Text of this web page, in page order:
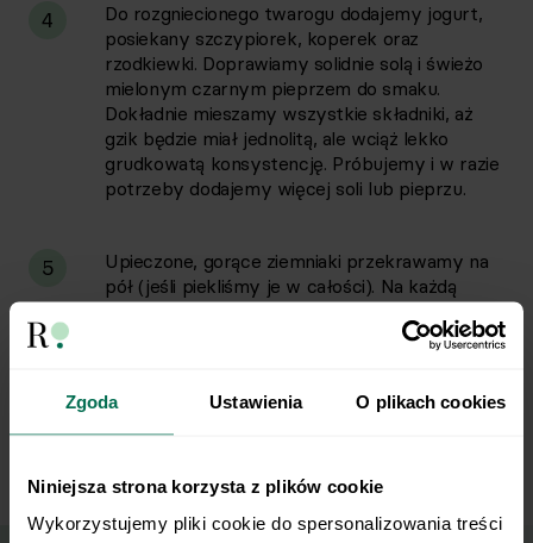
Zgoda Ustawienia O plikach cookies
Niniejsza strona korzysta z plików cookie
Wykorzystujemy pliki cookie do spersonalizowania treści
4
Do rozgniecionego twarogu dodajemy jogurt,
posiekany szczypiorek, koperek oraz
rzodkiewki. Doprawiamy solidnie solą i świeżo
mielonym czarnym pieprzem do smaku.
Dokładnie mieszamy wszystkie składniki, aż
gzik będzie miał jednolitą, ale wciąż lekko
grudkowatą konsystencję. Próbujemy i w razie
potrzeby dodajemy więcej soli lub pieprzu.
5
Upieczone, gorące ziemniaki przekrawamy na
pół (jeśli piekliśmy je w całości). Na każdą
przygotowany gzik (jeśli się nie mieści
koperku i szczypiorku. Podajemy ze szklanką
schłodzonego kefiru.